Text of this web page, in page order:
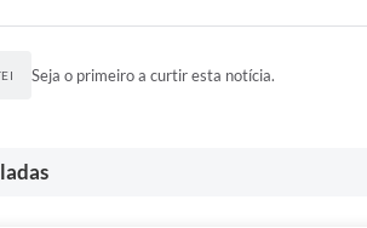
Seja o primeiro a curtir esta notícia.